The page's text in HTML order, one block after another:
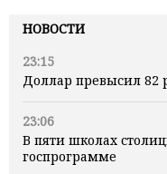
НОВОСТИ
23:15
Доллар превысил 82
23:06
В пяти школах
госпрограмме